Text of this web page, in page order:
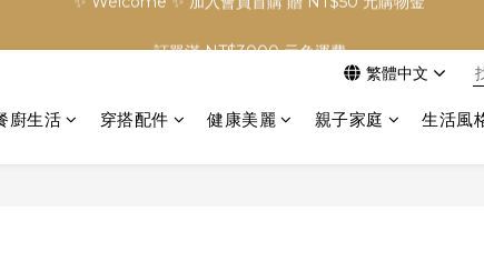
✨ Welcome ✨ 加入會員首購 贈 NT$50 元購物金
繁體中文
廚生活 穿搭配件 健康美麗 親子家庭 生活風